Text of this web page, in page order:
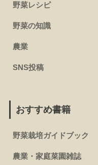
野菜レシピ
野菜の知識
農業
SNS投稿
おすすめ書籍
野菜栽培ガイドブック
農業・家庭菜園雑誌